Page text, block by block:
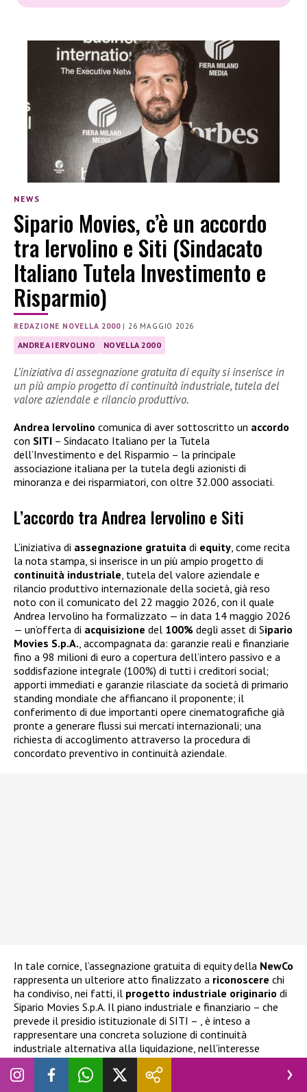
NEWS
Sipario Movies, c’è un accordo
tra Iervolino e Siti (Sindacato
Italiano Tutela Investimento e
Risparmio)
REDAZIONE NOVELLA 2000| 26 MAGGIO 2026
ANDREA IERVOLINO NOVELLA 2000
L’iniziativa di assegnazione gratuita di equity si inserisce in
un più ampio progetto di continuità industriale, tutela del
valore aziendale e rilancio produttivo.
Andrea Iervolino comunica di aver sottoscritto un accordo
con SITI – Sindacato Italiano per la Tutela
dell’Investimento e del Risparmio – la principale
associazione italiana per la tutela degli azionisti di
minoranza e dei risparmiatori, con oltre 32.000 associati.
L’accordo tra Andrea Iervolino e Siti
L’iniziativa di assegnazione gratuita di equity , come recita
la nota stampa, si inserisce in un più ampio progetto di
continuità industriale , tutela del valore aziendale e
rilancio produttivo internazionale della società, già reso
noto con il comunicato del 22 maggio 2026, con il quale
Andrea Iervolino ha formalizzato — in data 14 maggio 2026
— un’offerta di acquisizione del 100% degli asset di Sipario
Movies S.p.A. , accompagnata da: garanzie reali e finanziarie
fino a 98 milioni di euro a copertura dell’intero passivo e a
soddisfazione integrale (100%) di tutti i creditori social;
apporti immediati e garanzie rilasciate da società di primario
standing mondiale che affiancano il proponente; il
conferimento di due importanti opere cinematografiche già
pronte a generare flussi sui mercati internazionali; una
richiesta di accoglimento attraverso la procedura di
concordato preventivo in continuità aziendale.
In tale cornice, l’assegnazione gratuita di equity della NewCo
rappresenta un ulteriore atto finalizzato a riconoscere chi
ha condiviso, nei fatti, il progetto industriale originario di
Sipario Movies S.p.A. Il piano industriale e finanziario – che
prevede il presidio istituzionale di SITI – , è inteso a
rappresentare una concreta soluzione di continuità
industriale alternativa alla liquidazione, nell’interesse
oggettivo dei creditori, dei lavoratori, degli azionisti di
minoranza e del valore industriale costruito negli anni.